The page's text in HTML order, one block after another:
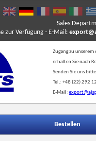
Verfügung - E-Mail:
Sales
Zugang zu
erhalten Sie nach
Senden Sie uns
Tel.: +48 (22) 292
E-Mail:
Bestellen